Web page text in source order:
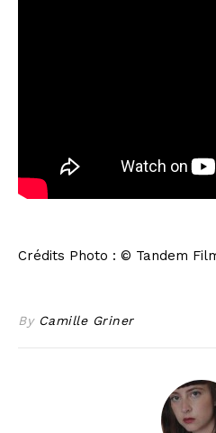
Crédits Photo : © Tandem
By Camille Griner